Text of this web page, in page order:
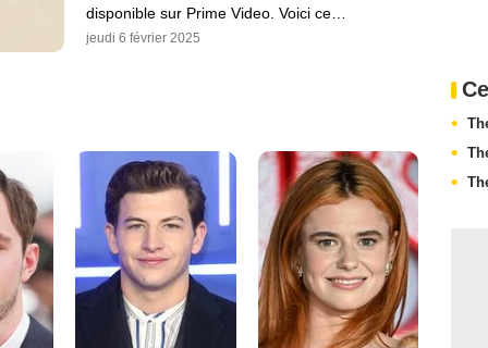
disponible sur Prime Video. Voici ce…
jeudi 6 février 2025